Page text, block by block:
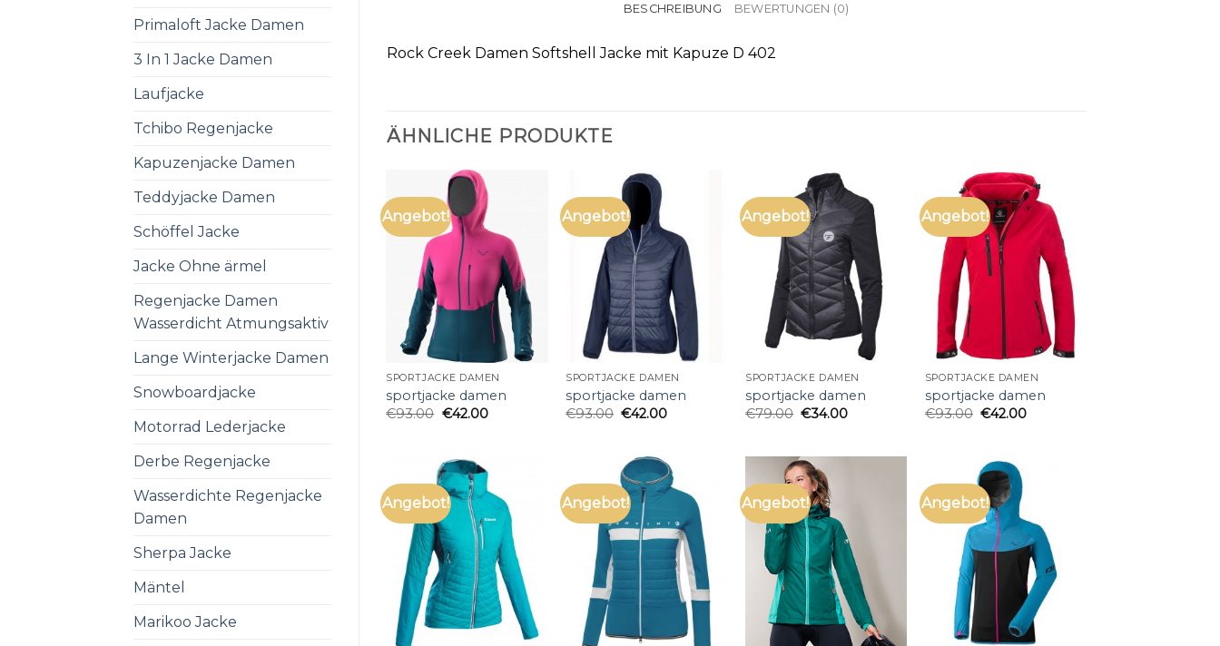
Primaloft Jacke Damen
3 In 1 Jacke Damen
Laufjacke
Tchibo Regenjacke
Kapuzenjacke Damen
Teddyjacke Damen
Schöffel Jacke
Jacke Ohne ärmel
Regenjacke Damen
Wasserdicht Atmungsaktiv
Lange Winterjacke Damen
Snowboardjacke
Motorrad Lederjacke
Derbe Regenjacke
Wasserdichte Regenjacke
Damen
Sherpa Jacke
Mäntel
Marikoo Jacke
BESCHREIBUNG BEWERTUNGEN (0)
Rock Creek Damen Softshell Jacke mit Kapuze D 402
ÄHNLICHE PRODUKTE
Angebot!
SPORTJACKE DAMEN
sportjacke damen
€93.00 €42.00
Angebot!
SPORTJACKE DAMEN
sportjacke damen
€93.00 €42.00
Angebot!
SPORTJACKE DAMEN
sportjacke damen
€79.00 €34.00
Angebot!
SPORTJACKE DAMEN
sportjacke damen
€93.00 €42.00
Angebot! Angebot! Angebot! Angebot!